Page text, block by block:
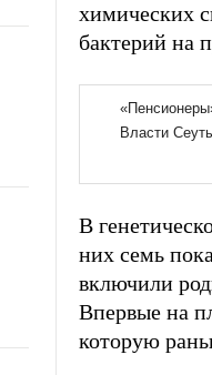
химических
бактерий на
В
них семь
включили
Впервые на
которую